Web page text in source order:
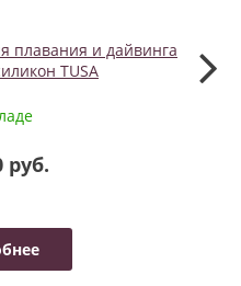
плавания и дайвинга
TUSA
руб.